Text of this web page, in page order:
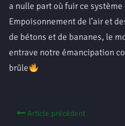
a nulle part où fuir ce
Empoisonnement de l’air et
de bétons et de bananes, le
entrave notre émancipation
brûle
Article précédent